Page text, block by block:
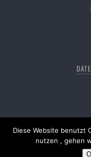
Copyright ©
Diese Website benutzt
nutzen , gehen